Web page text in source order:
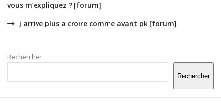
vous m’expliquez ? [forum]
j arrive plus a croire comme avant pk [forum]
latérale
Rechercher
Rechercher